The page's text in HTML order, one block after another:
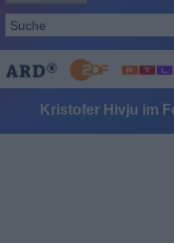
Kristofer Hivju im